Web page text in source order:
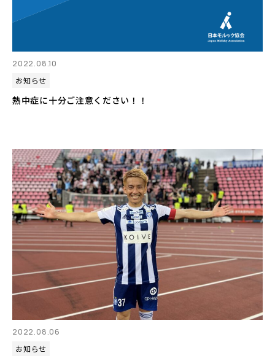
2022.08.10
お知らせ
熱中症に十分ご注意ください！！
2022.08.06
お知らせ